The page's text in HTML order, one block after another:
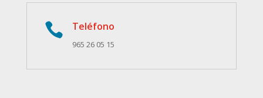
 Teléfono
965 26 05 15